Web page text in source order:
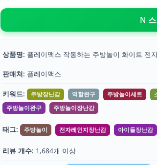
N
상품명: 플레이맥스 작동하는 주방놀이 화이트 전
판매처: 플레이맥스
키워드: 주방장난감 역할완구 주방놀이세트
주방놀이완구
주방놀이장난감
태그: 주방놀이 전자레인지장난감 아이들장난감
리뷰 개수: 1,684개 이상